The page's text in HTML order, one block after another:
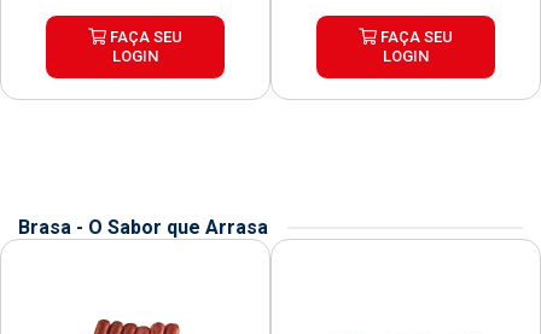
FAÇA SEU
LOGIN
FAÇA SEU
LOGIN
Brasa - O Sabor que Arrasa